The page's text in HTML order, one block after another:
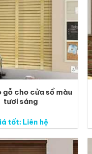
gỗ cho cửa sổ màu
tươi sáng
tốt: Liên hệ